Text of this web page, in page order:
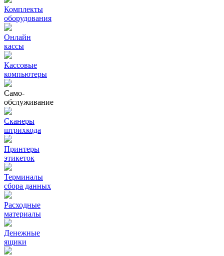
Комплекты
оборудования
Онлайн
кассы
Кассовые
компьютеры
Само-
обслуживание
Сканеры
штрихкода
Принтеры
этикеток
Терминалы
сбора данных
Расходные
материалы
Денежные
ящики